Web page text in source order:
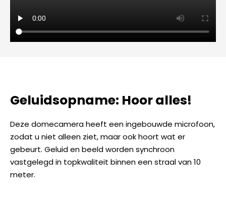
Geluidsopname: Hoor alles!
Deze domecamera heeft een ingebouwde microfoon,
zodat u niet alleen ziet, maar ook hoort wat er
gebeurt. Geluid en beeld worden synchroon
vastgelegd in topkwaliteit binnen een straal van 10
meter.